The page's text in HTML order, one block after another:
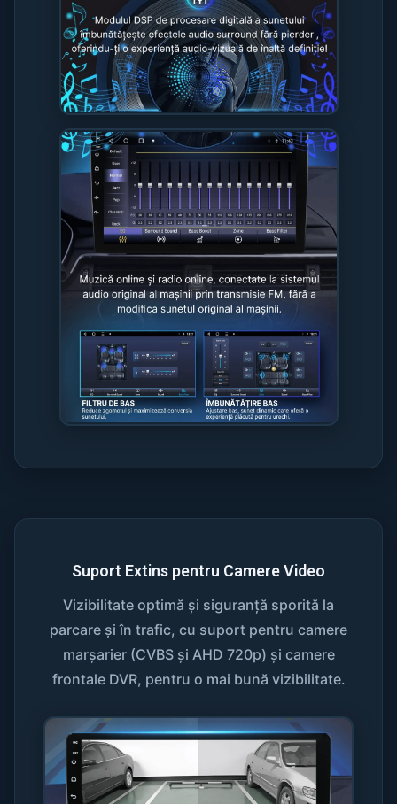
Suport Extins pentru Camere Video
Vizibilitate optimă și siguranță sporită la
parcare și în trafic, cu suport pentru camere
marșarier (CVBS și AHD 720p) și camere
frontale DVR, pentru o mai bună vizibilitate.